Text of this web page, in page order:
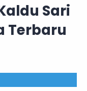
Sari
Terbaru